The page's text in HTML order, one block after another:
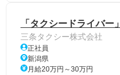
「タクシードライバー」
三条タクシー株式会社
正社員
新潟県
月給20万円～30万円